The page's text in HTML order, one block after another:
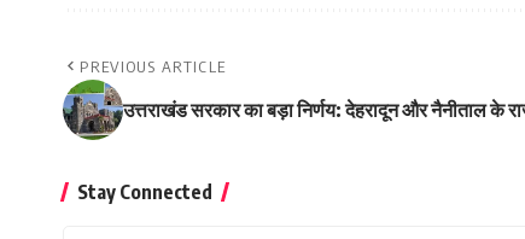
PREVIOUS ARTICLE
उत्तराखंड सरकार का बड़ा निर्णय: देहरादून और नैनीताल के
Stay Connected